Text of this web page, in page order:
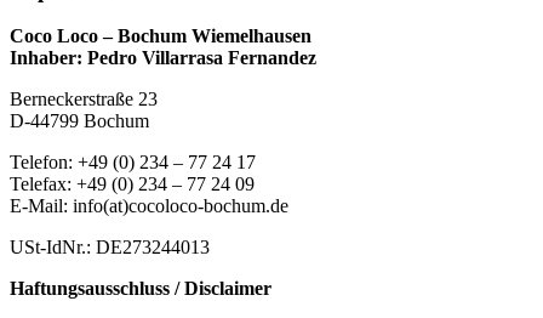
Coco Loco – Bochum Wiemelhausen
Inhaber: Pedro Villarrasa Fernandez
Berneckerstraße 23
D-44799 Bochum
Telefon: +49 (0) 234 – 77 24 17
Telefax: +49 (0) 234 – 77 24 09
E-Mail: info(at)cocoloco-bochum.de
USt-IdNr.: DE273244013
Haftungsausschluss / Disclaimer